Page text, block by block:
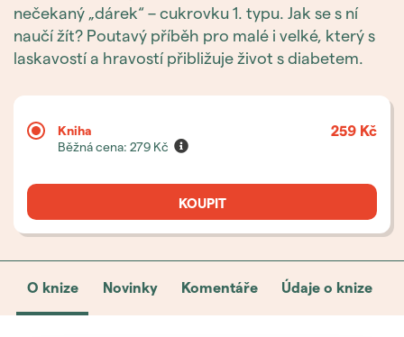
nečekaný „dárek“ – cukrovku 1. typu. Jak se s ní
naučí žít? Poutavý příběh pro malé i velké, který s
laskavostí a hravostí přibližuje život s diabetem.
Kniha
Běžná cena: 279 Kč
259 Kč
KOUPIT
O knize Novinky Komentáře Údaje o knize